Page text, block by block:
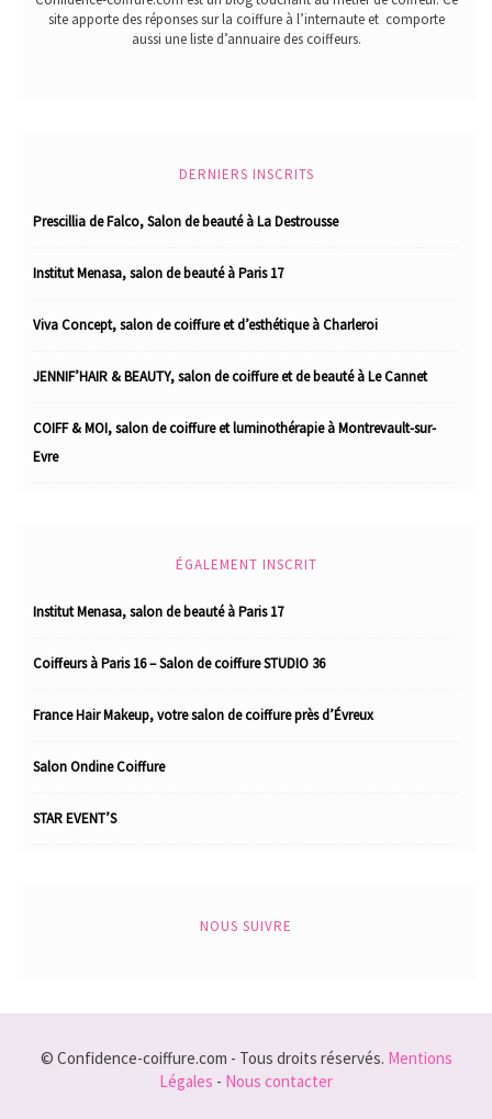
site apporte des réponses sur la coiffure à l’internaute et comporte
aussi une liste d’annuaire des coiffeurs.
DERNIERS INSCRITS
Prescillia de Falco, Salon de beauté à La Destrousse
Institut Menasa, salon de beauté à Paris 17
Viva Concept, salon de coiffure et d’esthétique à Charleroi
JENNIF’HAIR & BEAUTY, salon de coiffure et de beauté à Le Cannet
COIFF & MOI, salon de coiffure et luminothérapie à Montrevault-sur-
Evre
ÉGALEMENT INSCRIT
Institut Menasa, salon de beauté à Paris 17
Coiffeurs à Paris 16 – Salon de coiffure STUDIO 36
France Hair Makeup, votre salon de coiffure près d’Évreux
Salon Ondine Coiffure
STAR EVENT’S
NOUS SUIVRE
© Confidence-coiffure.com - Tous droits réservés. Mentions
Légales - Nous contacter